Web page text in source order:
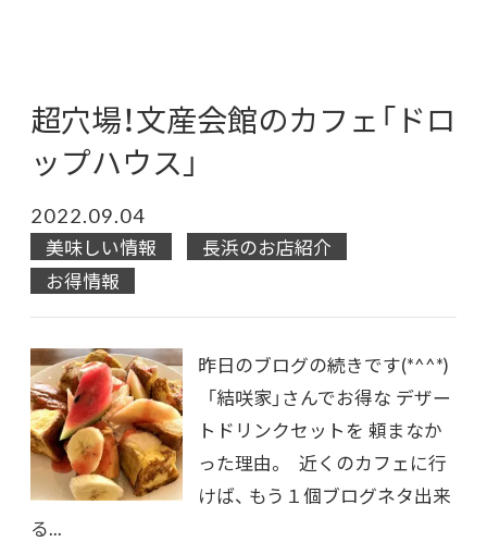
超穴場！文産会館のカフェ「ドロ
ップハウス」
2022.09.04
美味しい情報
長浜のお店紹介
お得情報
昨日のブログの続きです(*^^*)
「結咲家」さんでお得な デザー
トドリンクセットを 頼まなか
った理由。 近くのカフェに行
けば、 もう１個ブログネタ出来
る...